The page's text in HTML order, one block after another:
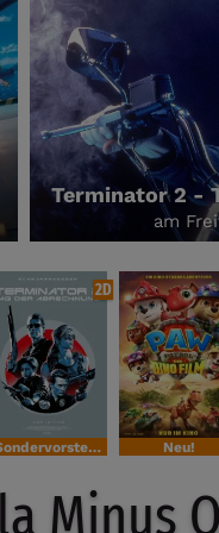
Terminator 2 -
am
2D
Sondervorstellung Neu!
Minus